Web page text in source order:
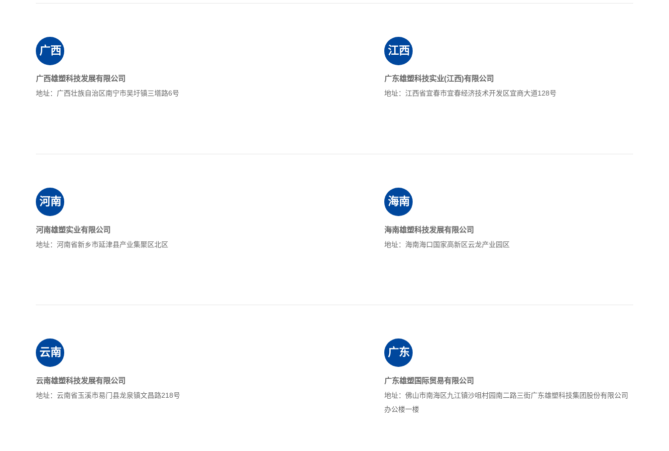
广西
广西雄塑科技发展有限公司
地址：广西壮族自治区南宁市吴圩镇三塔路6号
江西
广东雄塑科技实业(江西)有限公司
地址：江西省宜春市宜春经济技术开发区宜商大道128号
河南
河南雄塑实业有限公司
地址：河南省新乡市延津县产业集聚区北区
海南
海南雄塑科技发展有限公司
地址：海南海口国家高新区云龙产业园区
云南
云南雄塑科技发展有限公司
地址：云南省玉溪市易门县龙泉镇文昌路218号
广东
广东雄塑国际贸易有限公司
地址：佛山市南海区九江镇沙咀村园南二路三街广东雄塑科技集团股份有限公司
办公楼一楼